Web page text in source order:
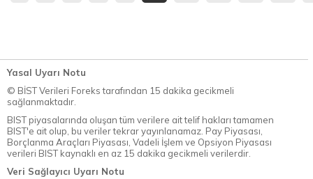
Yasal Uyarı Notu
© BİST Verileri Foreks tarafından 15 dakika gecikmeli
sağlanmaktadır.
BIST piyasalarında oluşan tüm verilere ait telif hakları tamamen
BIST'e ait olup, bu veriler tekrar yayınlanamaz. Pay Piyasası,
Borçlanma Araçları Piyasası, Vadeli İşlem ve Opsiyon Piyasası
verileri BIST kaynaklı en az 15 dakika gecikmeli verilerdir.
Veri Sağlayıcı Uyarı Notu